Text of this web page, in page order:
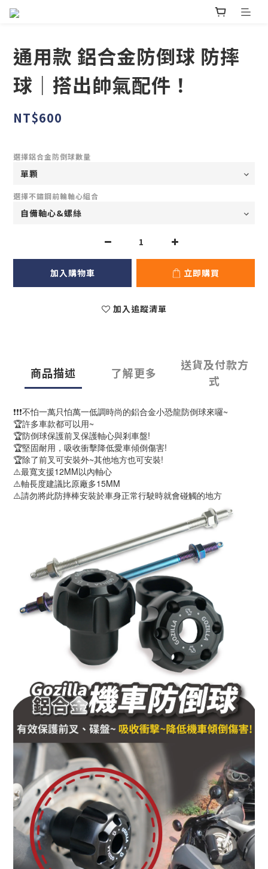
通用款 鋁合金防倒球 防摔
球｜搭出帥氣配件！
NT$600
選擇鋁合金防倒球數量
選擇不鏽鋼前輪軸心組合
加入購物車 立即購買
加入追蹤清單
商品描述 了解更多
送貨及付款方
式
❗️❗️❗️不怕一萬只怕萬一低調時尚的鋁合金小恐龍防倒球來囉~
🏆許多車款都可以用~
🏆防倒球保護前叉保護軸心與剎車盤!
🏆堅固耐用，吸收衝擊降低愛車傾倒傷害!
🏆除了前叉可安裝外~其他地方也可安裝!
⚠️最寬支援12MM以內軸心
⚠️軸長度建議比原廠多15MM
⚠️請勿將此防摔棒安裝於車身正常行駛時就會碰觸的地方